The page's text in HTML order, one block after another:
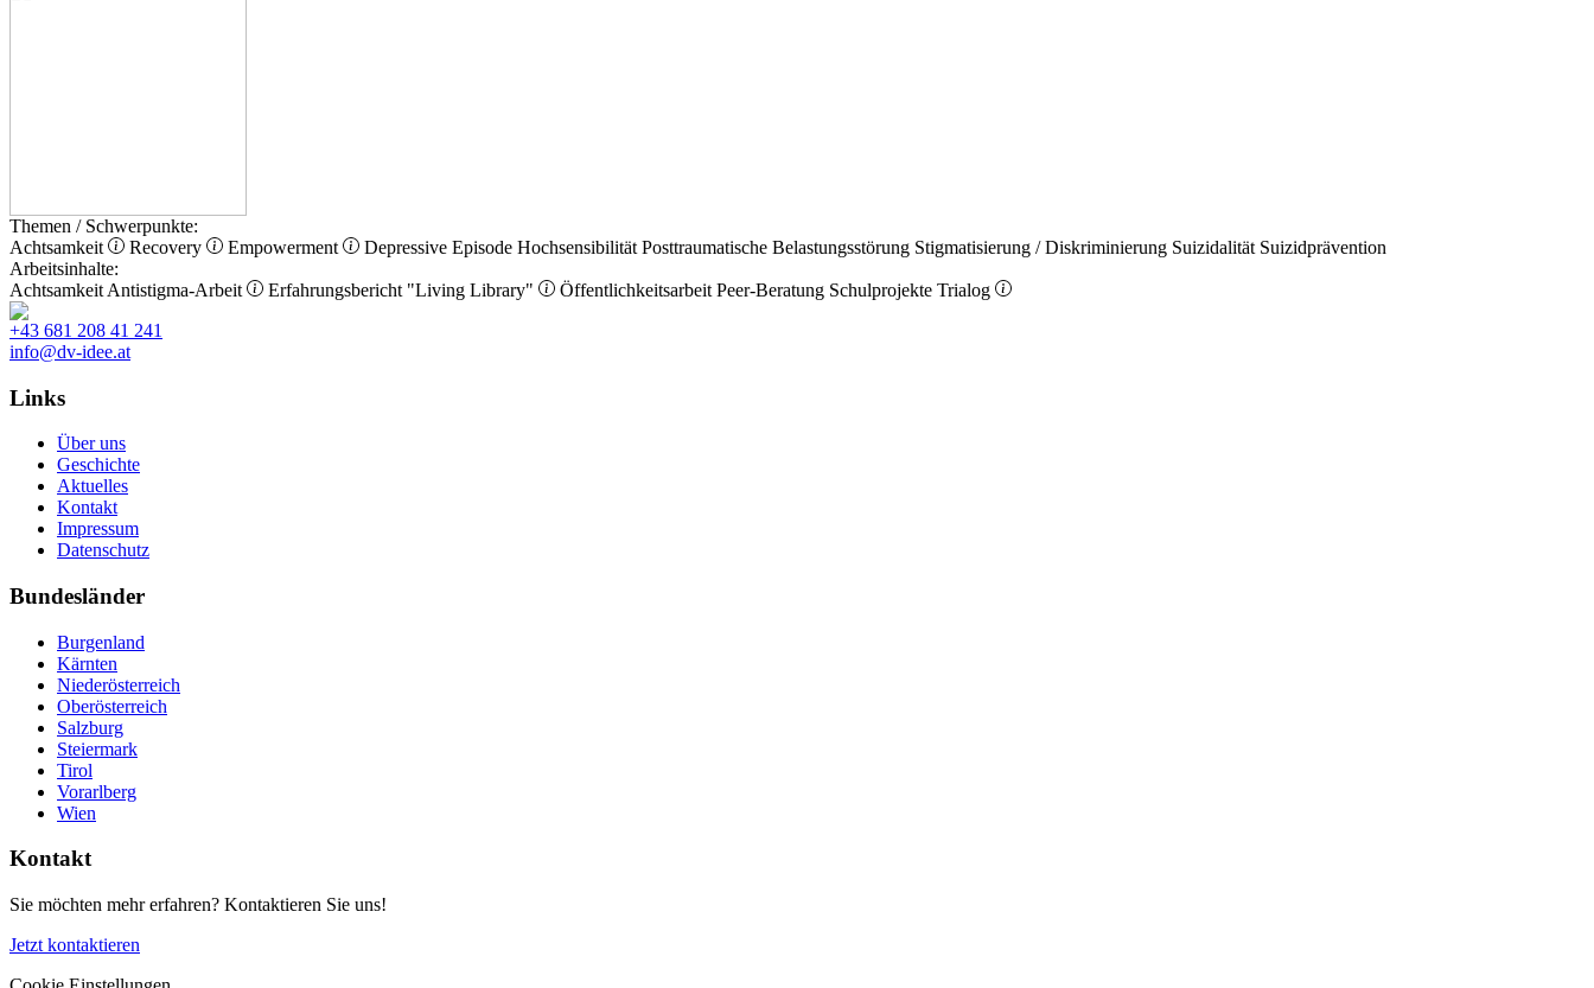
Themen / Schwerpunkte:
Achtsamkeit
Recovery Empowerment Depressive Episode Hochsensibilität Posttraumatische Belastungsstörung Stigmatisierung / Diskriminierung Suizidalität Suizidprävention
Arbeitsinhalte:
Achtsamkeit Antistigma-Arbeit Erfahrungsbericht "Living Library" Öffentlichkeitsarbeit Peer-Beratung Schulprojekte Trialog
+43 681 208 41 241
info@dv-idee.at
Links
Über uns
Geschichte
Aktuelles
Kontakt
Impressum
Datenschutz
Bundesländer
Burgenland
Kärnten
Niederösterreich
Oberösterreich
Salzburg
Steiermark
Tirol
Vorarlberg
Wien
Kontakt
Sie möchten mehr erfahren? Kontaktieren Sie uns!
Jetzt kontaktieren